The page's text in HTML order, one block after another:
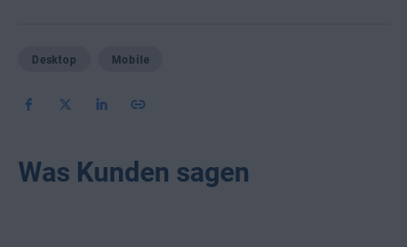
Desktop Mobile
Was Kunden sagen